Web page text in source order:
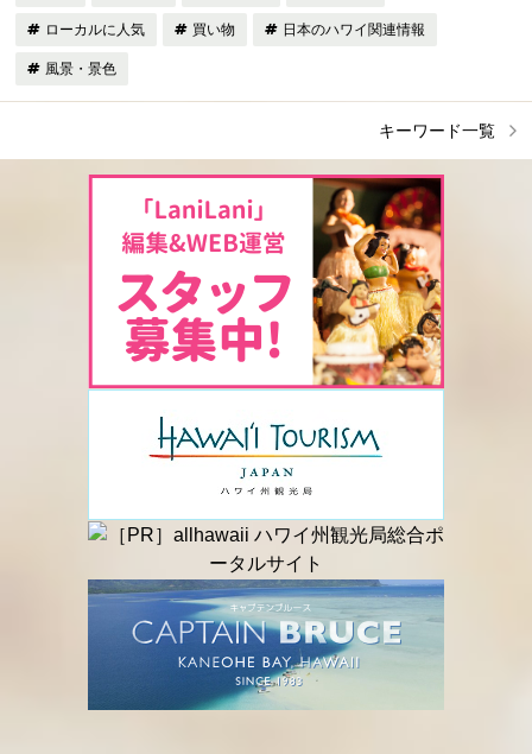
ローカルに人気 買い物 日本のハワイ関連情報
風景・景色
キーワード一覧